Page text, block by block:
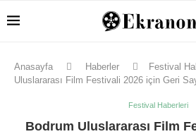
Anasayfa Haberler Festival
Uluslararası Film Festivali 2026 için Geri
Festival Haberleri
Bodrum Uluslararası Film